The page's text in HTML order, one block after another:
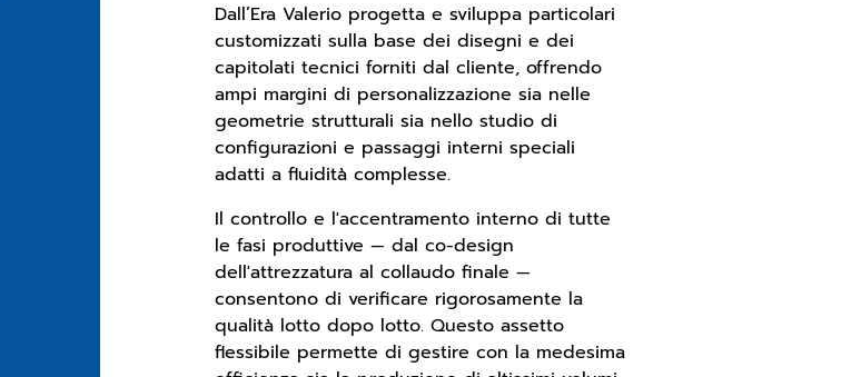
Dall’Era Valerio progetta e sviluppa particolari
customizzati sulla base dei disegni e dei
capitolati tecnici forniti dal cliente, offrendo
ampi margini di personalizzazione sia nelle
geometrie strutturali sia nello studio di
configurazioni e passaggi interni speciali
adatti a fluidità complesse.
Il controllo e l'accentramento interno di tutte
le fasi produttive — dal co-design
dell'attrezzatura al collaudo finale —
consentono di verificare rigorosamente la
qualità lotto dopo lotto. Questo assetto
flessibile permette di gestire con la medesima